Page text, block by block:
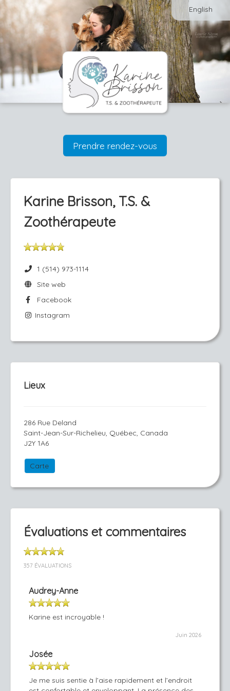
English
Prendre rendez-vous
Karine Brisson, T.S. &
Zoothérapeute
1 (514) 973-1114
Site web
Facebook
Instagram
Lieux
286 Rue Deland
Saint-Jean-Sur-Richelieu, Québec, Canada
J2Y 1A6
Carte
Évaluations et commentaires
357 ÉVALUATIONS
Audrey-Anne
Karine est incroyable !
Juin 2026
Josée
Je me suis sentie à l’aise rapidement et l’endroit